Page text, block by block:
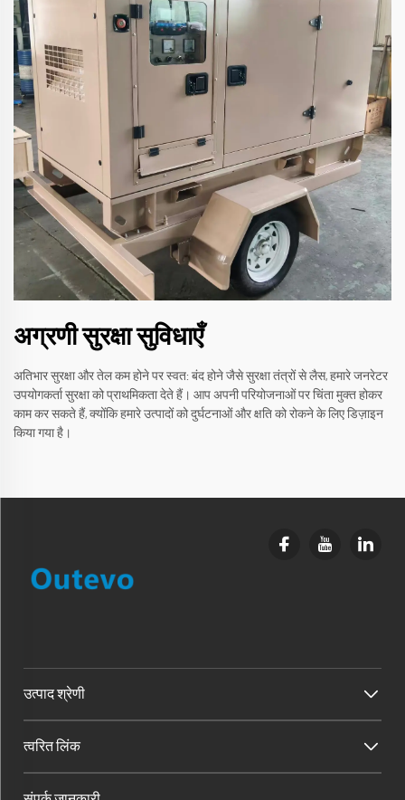
अग्रणी सुरक्षा सुविधाएँ
अतिभार सुरक्षा और तेल कम होने पर स्वत: बंद होने जैसे सुरक्षा तंत्रों से लैस, हमारे जनरेटर
उपयोगकर्ता सुरक्षा को प्राथमिकता देते हैं। आप अपनी परियोजनाओं पर चिंता मुक्त होकर
काम कर सकते हैं, क्योंकि हमारे उत्पादों को दुर्घटनाओं और क्षति को रोकने के लिए डिज़ाइन
किया गया है।
उत्पाद श्रेणी
त्वरित लिंक